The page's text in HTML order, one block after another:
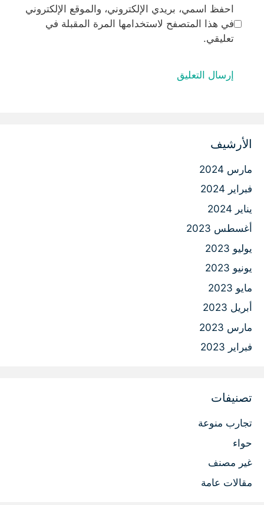
احفظ اسمي، بريدي الإلكتروني، والموقع الإلكتروني
في هذا المتصفح لاستخدامها المرة المقبلة في
تعليقي.
الأرشيف
مارس 2024
فبراير 2024
يناير 2024
أغسطس 2023
يوليو 2023
يونيو 2023
مايو 2023
أبريل 2023
مارس 2023
فبراير 2023
تصنيفات
تجارب منوعة
حواء
غير مصنف
مقالات عامة